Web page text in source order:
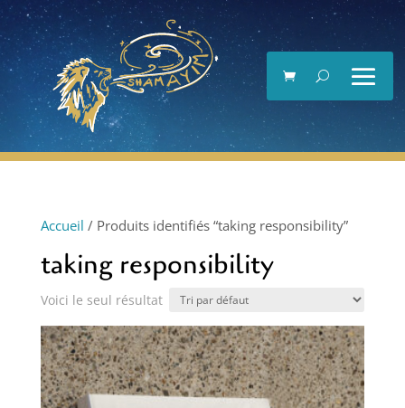
Lecteur
vidéo
Accueil / Produits identifiés “taking responsibility”
taking responsibility
Voici le seul résultat